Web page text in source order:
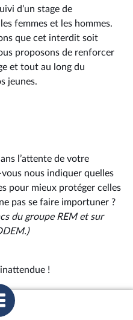
d’un stage de
femmes et les hommes.
que cet interdit soit
proposons de renforcer
et tout au long du
jeunes.
l’attente de votre
nous indiquer quelles
pour mieux protéger celles
pas se faire importuner ?
du groupe REM et sur
!
la parole à Mme la